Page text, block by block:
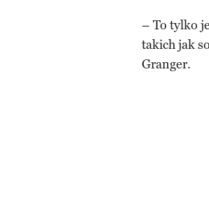
– To tylko
takich jak
Granger.